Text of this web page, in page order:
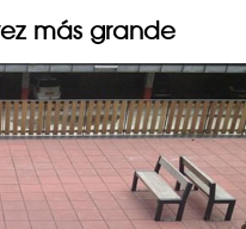
más grande